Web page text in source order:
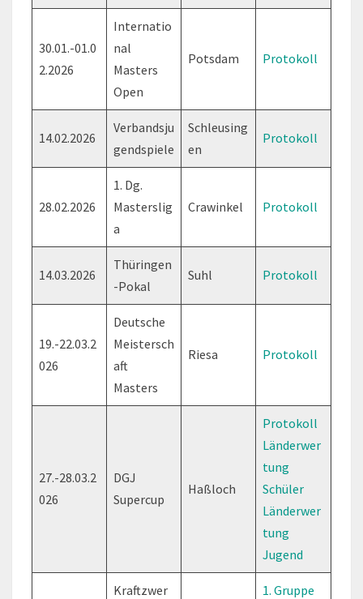
30.01.-01.0
2.2026
Internatio
nal
Masters
Open
Potsdam Protokoll
14.02.2026
Verbandsju
gendspiele
Schleusing
en
Protokoll
28.02.2026
1. Dg.
Masterslig
a
Crawinkel Protokoll
14.03.2026
Thüringen
-Pokal
Suhl Protokoll
19.-22.03.2
026
Deutsche
Meistersch
aft
Masters
Riesa Protokoll
27.-28.03.2
026
DGJ
Supercup
Haßloch
Protokoll
Länderwer
tung
Schüler
Länderwer
tung
Jugend
Kraftzwer
1. Gruppe